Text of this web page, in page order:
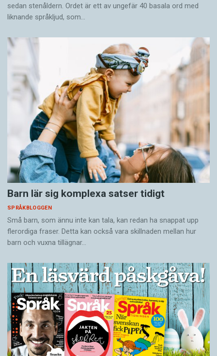
sedan stenåldern. Ordet är ett av ungefär 40 basala ord med
liknande språkljud, som…
Barn lär sig komplexa satser tidigt
SPRÅKBLOGGEN
Små barn, som ännu inte kan tala, kan redan ha snappat upp
flerordiga fraser. Detta kan också vara skillnaden mellan hur
barn och vuxna tillägnar…